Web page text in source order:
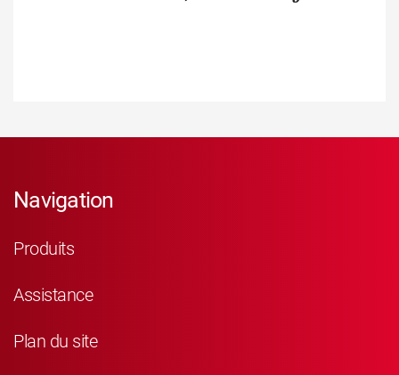
Navigation
Produits
Assistance
Plan du site